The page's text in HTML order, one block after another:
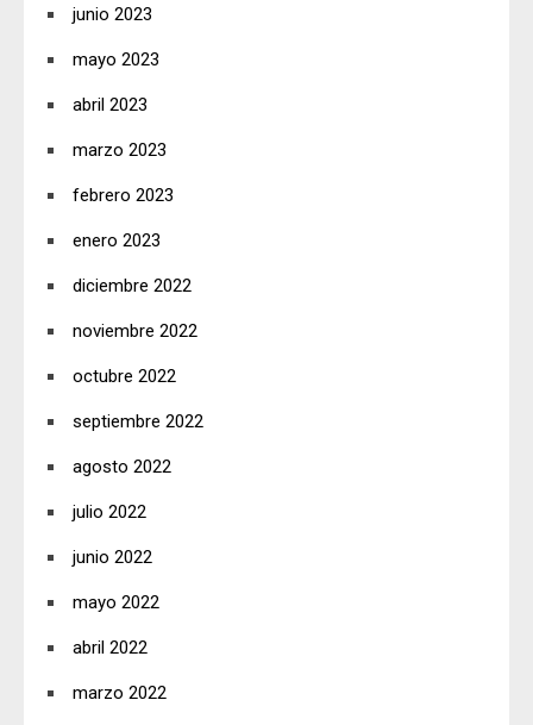
junio 2023
mayo 2023
abril 2023
marzo 2023
febrero 2023
enero 2023
diciembre 2022
noviembre 2022
octubre 2022
septiembre 2022
agosto 2022
julio 2022
junio 2022
mayo 2022
abril 2022
marzo 2022